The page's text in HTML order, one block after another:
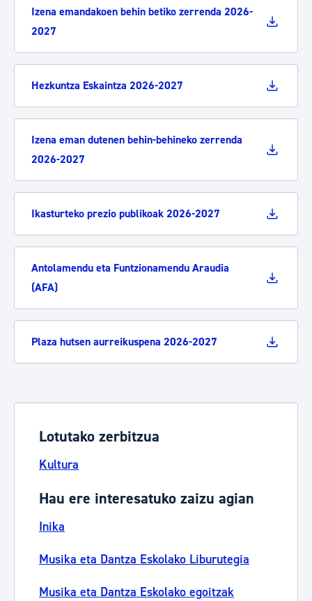
Izena emandakoen behin betiko zerrenda 2026-
2027
Hezkuntza Eskaintza 2026-2027
Izena eman dutenen behin-behineko zerrenda
2026-2027
Ikasturteko prezio publikoak 2026-2027
Antolamendu eta Funtzionamendu Araudia
(AFA)
Plaza hutsen aurreikuspena 2026-2027
Lotutako zerbitzua
Kultura
Hau ere interesatuko zaizu agian
Inika
Musika eta Dantza Eskolako Liburutegia
Musika eta Dantza Eskolako egoitzak